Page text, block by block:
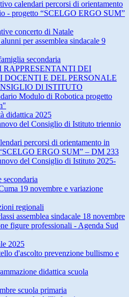
calendari percorsi di orientamento
- progetto “SCELGO ERGO SUM”
concerto di Natale
per assemblea sindacale 9
secondaria
RAPPRESENTANTI DEI
DOCENTI E DEL PERSONALE
Dl ISTITUTO
Modulo di Robotica progetto
didattica 2025
del Consiglio di Istituto triennio
percorsi di orientamento in
ERGO SUM” – DM 233
del Consiglio di Istituto 2025-
secondaria
19 novembre e variazione
regionali
assemblea sindacale 18 novembre
figure professionali - Agenda Sud
2025
d'ascolto prevenzione bullismo e
didattica scuola
scuola primaria